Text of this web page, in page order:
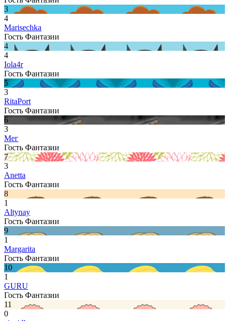
3
4
Marisechka
Гость Фантазии
4
4
Iola4r
Гость Фантазии
5
3
RitaPort
Гость Фантазии
6
3
Мег
Гость Фантазии
7
3
Anetta
Гость Фантазии
8
1
Altynay
Гость Фантазии
9
1
Margarita
Гость Фантазии
10
1
GURU
Гость Фантазии
11
0